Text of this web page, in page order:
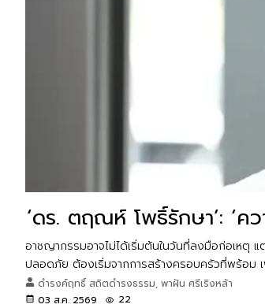
‘ดร. ตฤณห์ โพธิ์รักษา’: ‘ค
อาชญากรรมอาจไม่ได้เริ่มต้นในวันที่ลงมือก่อเหตุ
ปลอดภัย ต้องเริ่มจากการสร้างครอบครัวที่พร้อม
ดำรงค์ฤทธิ์ สถิตดำรงธรรม, พาฝัน ศรีเริงหล้า
03 ส.ค. 2569
22